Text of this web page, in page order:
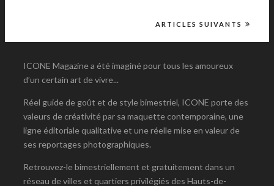
ARTICLES SUIVANTS
ICONE Magazine a été imaginé pour tous les amoureux
d’un certain art de vivre...
Réel guide de goût et de style bimestriel, ICONE porte des
valeurs de créativité par sa maquette contemporaine, une
ligne éditoriale qualitative et une réelle mise en valeur de
ses reportages photographiques.
Retrouvez-le bimestriellement et gratuitement dans un
réseau de villes et quartiers privilégiés des Hauts-de-